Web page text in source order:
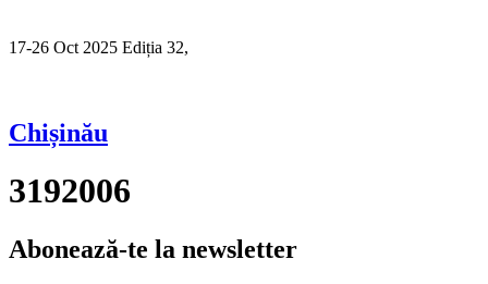
17-26 Oct 2025 Ediția 32,
Chișinău
3192006
Abonează-te la newsletter